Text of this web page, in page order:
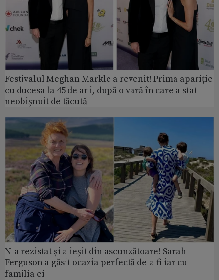
Festivalul Meghan Markle a revenit! Prima apariție
cu ducesa la 45 de ani, după o vară în care a stat
neobișnuit de tăcută
N-a rezistat și a ieșit din ascunzătoare! Sarah
Ferguson a găsit ocazia perfectă de-a fi iar cu
familia ei